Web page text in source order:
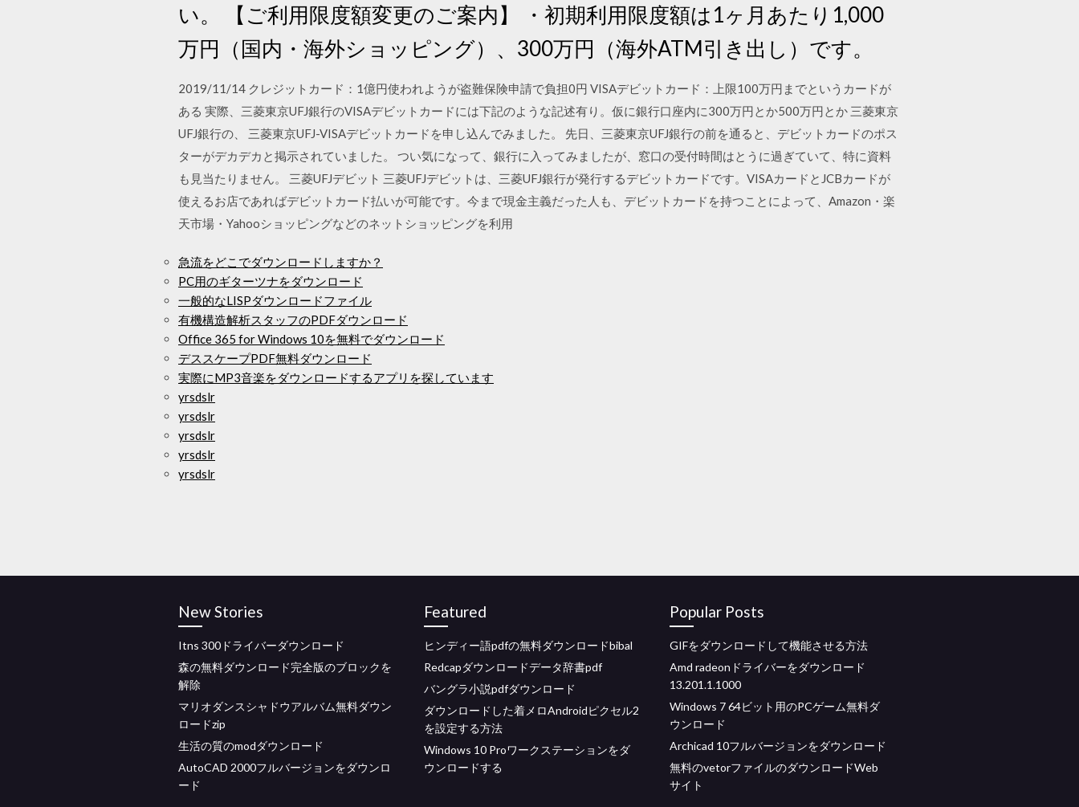
い。 【ご利用限度額変更のご案内】 ・初期利用限度額は1ヶ月あたり1,000
万円（国内・海外ショッピング）、300万円（海外ATM引き出し）です。
2019/11/14 クレジットカード：1億円使われようが盗難保険申請で負担0円 VISAデビットカード：上限100万円までというカードが
ある 実際、三菱東京UFJ銀行のVISAデビットカードには下記のような記述有り。仮に銀行口座内に300万円とか500万円とか 三菱東京
UFJ銀行の、 三菱東京UFJ-VISAデビットカードを申し込んでみました。 先日、三菱東京UFJ銀行の前を通ると、デビットカードのポス
ターがデカデカと掲示されていました。 つい気になって、銀行に入ってみましたが、窓口の受付時間はとうに過ぎていて、特に資料
も見当たりません。 三菱UFJデビット 三菱UFJデビットは、三菱UFJ銀行が発行するデビットカードです。VISAカードとJCBカードが
使えるお店であればデビットカード払いが可能です。今まで現金主義だった人も、デビットカードを持つことによって、Amazon・楽
天市場・Yahooショッピングなどのネットショッピングを利用
急流をどこでダウンロードしますか？
PC用のギターツナをダウンロード
一般的なLISPダウンロードファイル
有機構造解析スタッフのPDFダウンロード
Office 365 for Windows 10を無料でダウンロード
デススケープPDF無料ダウンロード
実際にMP3音楽をダウンロードするアプリを探しています
yrsdslr
yrsdslr
yrsdslr
yrsdslr
yrsdslr
New Stories
Itns 300ドライバーダウンロード
森の無料ダウンロード完全版のブロックを
解除
マリオダンスシャドウアルバム無料ダウン
ロードzip
生活の質のmodダウンロード
AutoCAD 2000フルバージョンをダウンロ
ード
Featured
ヒンディー語pdfの無料ダウンロードbibal
Redcapダウンロードデータ辞書pdf
バングラ小説pdfダウンロード
ダウンロードした着メロAndroidピクセル2
を設定する方法
Windows 10 Proワークステーションをダ
ウンロードする
Popular Posts
GIFをダウンロードして機能させる方法
Amd radeonドライバーをダウンロード
13.201.1.1000
Windows 7 64ビット用のPCゲーム無料ダ
ウンロード
Archicad 10フルバージョンをダウンロード
無料のvetorファイルのダウンロードWeb
サイト